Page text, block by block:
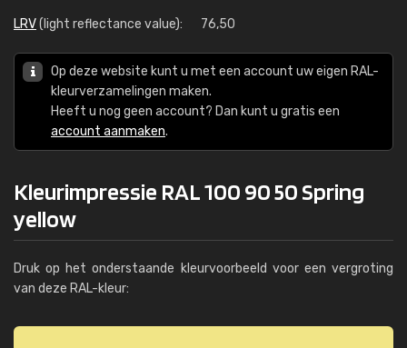
LRV(light reflectance value): 76,50
Op deze website kunt u met een account uw eigen RAL-
kleurverzamelingen maken.
Heeft u nog geen account? Dan kunt u gratis een
account aanmaken.
Kleurimpressie RAL 100 90 50 Spring
yellow
Druk op het onderstaande kleurvoorbeeld voor een vergroting
van deze RAL-kleur: